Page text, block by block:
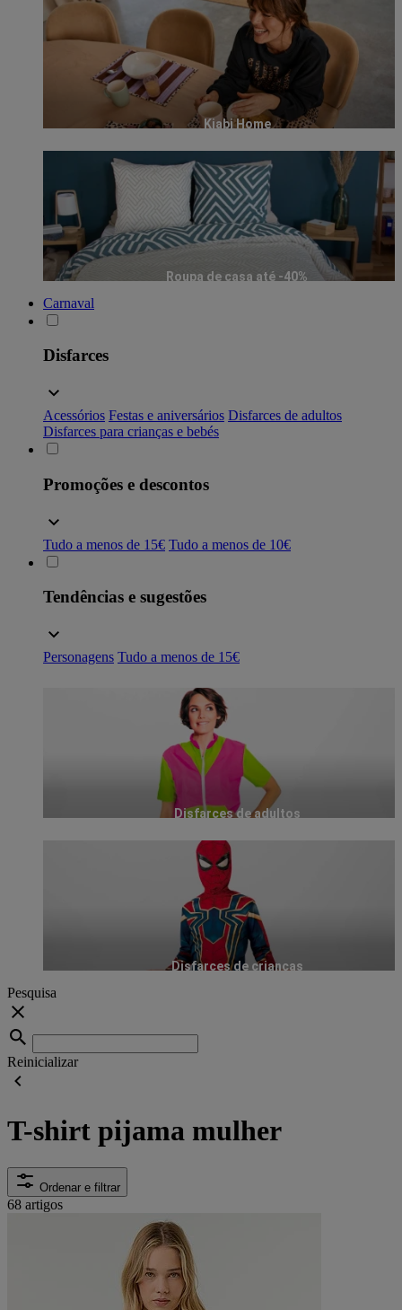
Kiabi Home
Roupa de casa até -40%
Carnaval
Disfarces
Acessórios Festas e aniversários Disfarces de adultos
Disfarces para crianças e bebés
Promoções e descontos
Tudo a menos de 15€ Tudo a menos de 10€
Tendências e sugestões
Personagens Tudo a menos de 15€
Disfarces de adultos
Disfarces de crianças
Pesquisa
Reinicializar
T-shirt pijama mulher
Ordenar e filtrar
68 artigos